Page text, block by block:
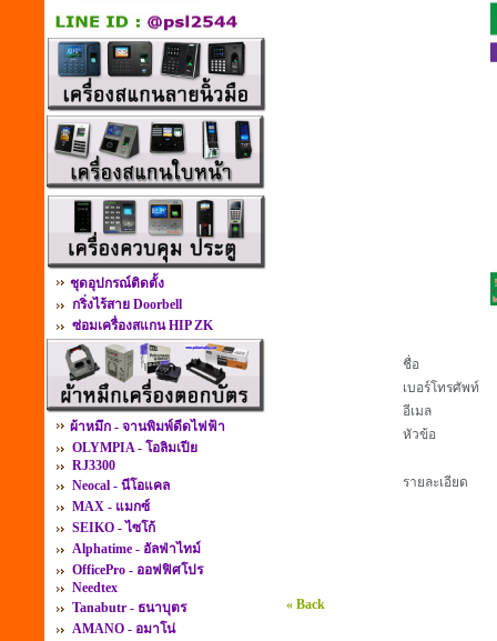
ชุดอุปกรณ์ติดตั้ง
กริ่งไร้สาย Doorbell
ซ่อมเครื่องสแกน HIP ZK
ผ้าหมึก - จานพิมพ์ดีดไฟฟ้า
OLYMPIA - โอลิมเปีย
RJ3300
Neocal - นีโอแคล
MAX - แมกซ์
SEIKO - ไซโก้
Alphatime - อัลฟ่าไทม์
OfficePro - ออฟฟิศโปร
Needtex
Tanabutr - ธนาบุตร
AMANO - อมาโน่
ชื่อ
เบอร์โทรศัพท์
อีเมล
หัวข้อ
รายละเอียด
« Back